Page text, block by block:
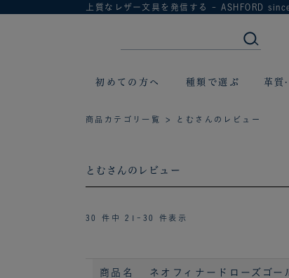
上質なレザー文具を発信する - ASHFORD
初めての方へ 種類で選ぶ 革質
商品カテゴリ一覧 > とむさんのレビュー
とむさんのレビュー
30 件中 21-30 件表示
商品名 ネオフィナードローズゴ